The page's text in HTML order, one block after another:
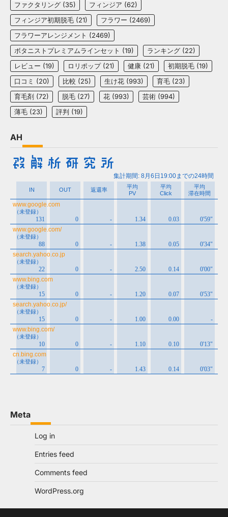
ファクタリング (35) フィンジア (62)
フィンジア初期脱毛 (21) フラワー (2469)
フラワーアレンジメント (2469)
ボタニストプレミアムラインセット (19) ランキング (22)
レビュー (19) ロリポップ(21) 健康 (21) 初期脱毛 (19)
口コミ (20) 比較 (25) 生け花 (993) 育毛 (23)
育毛剤 (72) 脱毛 (27) 花 (993) 芸術 (994)
薄毛 (23) 評判 (19)
AH
Meta
Log in
Entries feed
Comments feed
WordPress.org